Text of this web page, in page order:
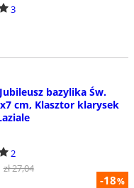
3
-18%
bazylika Św.
cm, Klasztor klarysek
2
zł 27,04